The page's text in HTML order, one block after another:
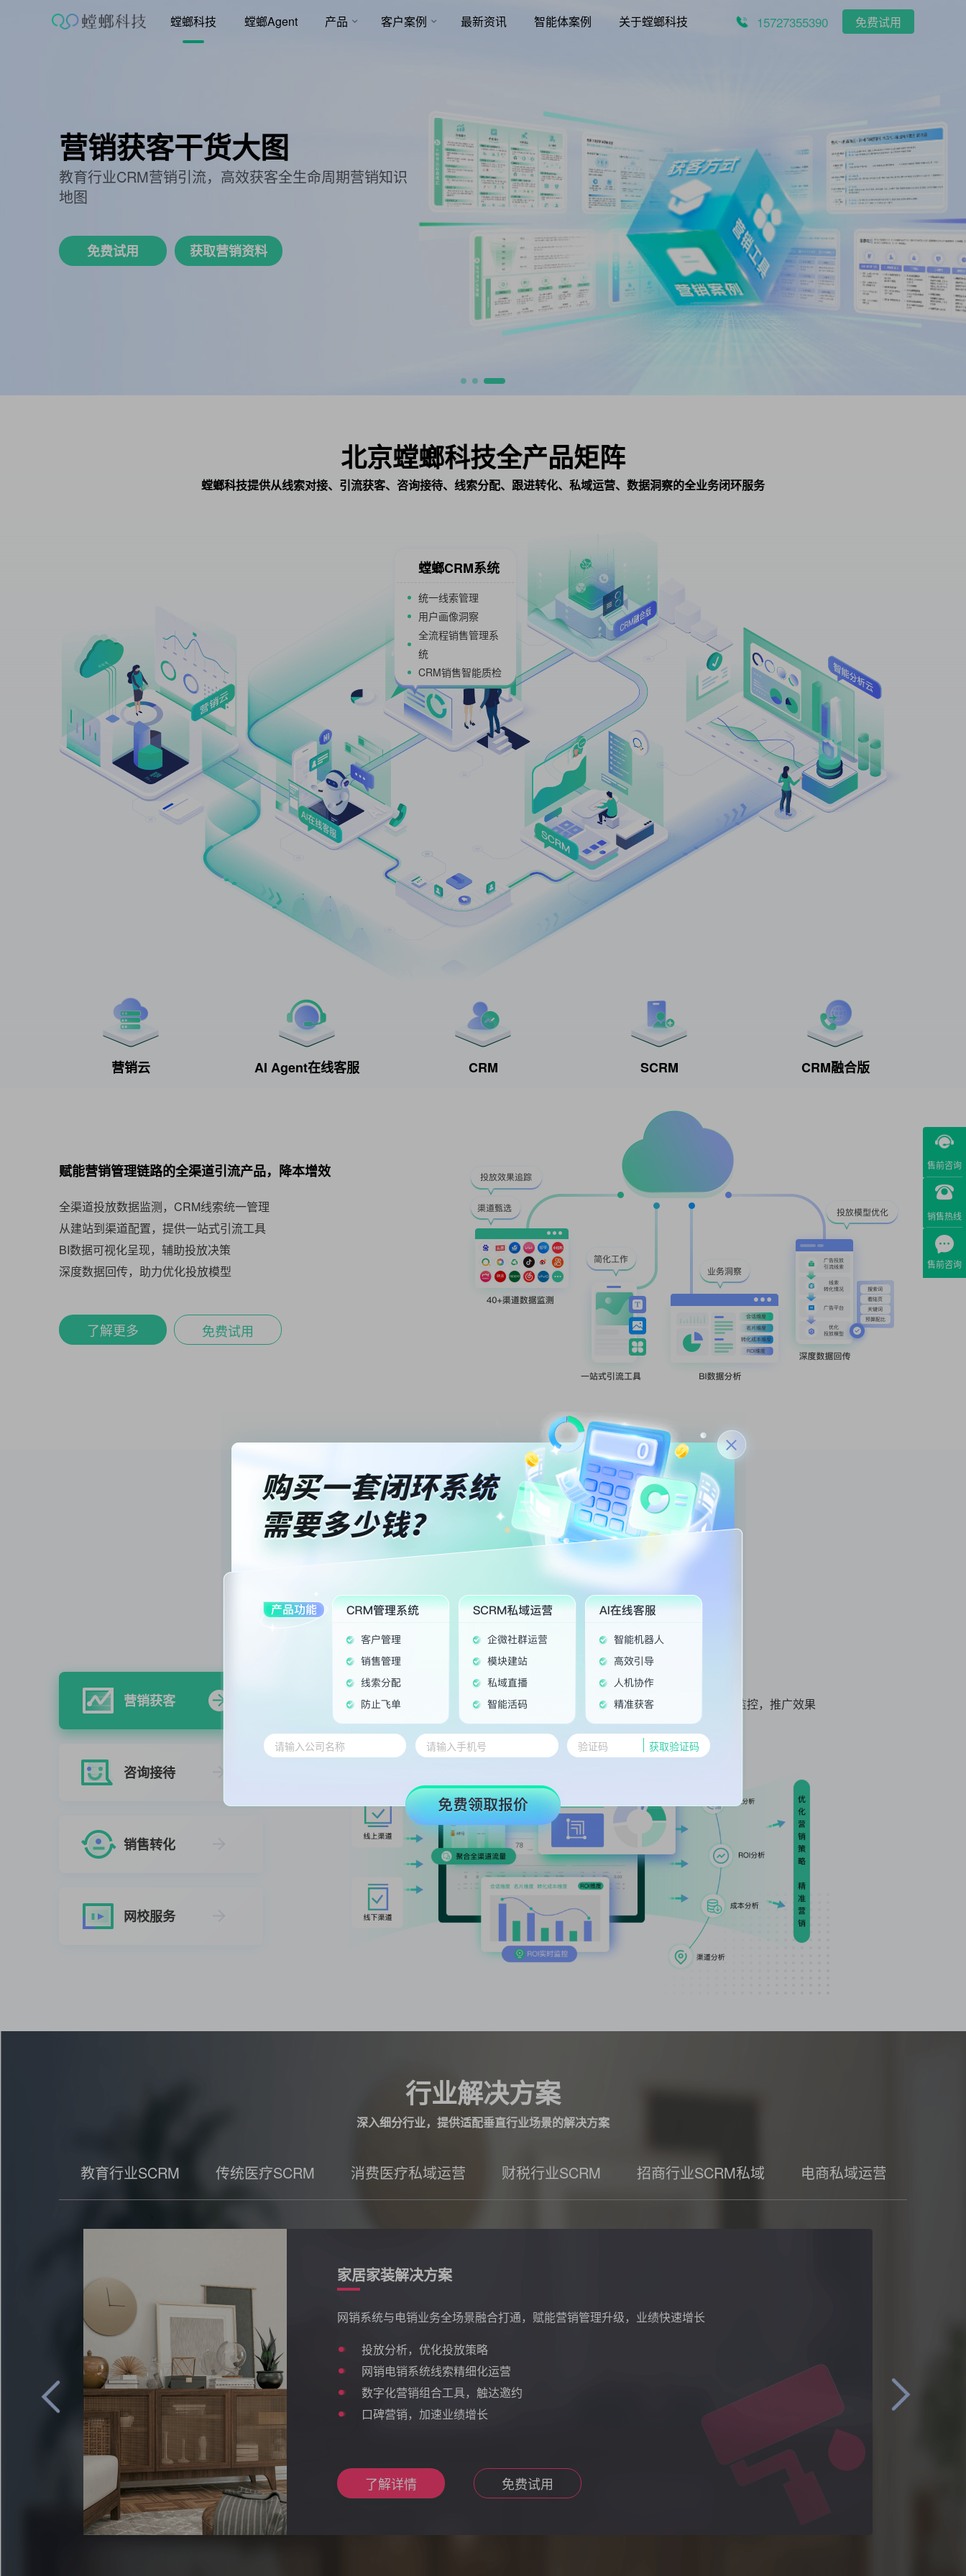
获取验证码
螳螂科技 螳螂Agent 产品 客户案例 最新资讯 智能体案例 关于螳螂科技 15727355390 免费试用
售前咨询
销售热线
售前咨询
营销+Agent
让增长触手可及
免费试用 观看视频
北京螳螂科技全产品矩阵
螳螂科技提供从线索对接、引流获客、咨询接待、线索分配、跟进转化、私域运营、数据洞察的全业务闭环服务
SCRM企微社群
全平台活码引流软件
SCRM私域运营系统工
具
客户挖掘分层管理
私域直播课
营销云 AI Agent在线客服 CRM SCRM CRM融合版
赋能营销管理链路的全渠道引流产品，降本增效
全渠道投放数据监测，CRM线索统一管理
从建站到渠道配置，提供一站式引流工具
BI数据可视化呈现，辅助投放决策
深度数据回传，助力优化投放模型
了解更多 免费试用
电销、网销一站式闭环服务
网销场景
打通推广、客服、销售转化、服务等环节，形成闭环式服务
营销获客
咨询接待
销售转化
网校服务
全渠道高效获客，ROI实时监控
全渠道获客引流，聚合线上线下获客渠道，广告商留言表单自动对接，ROI实时监控，推广效果
评估优化。crm客户管理系统、教育SCRM、教育CRM管理系统Agent客服
行业解决方案
深入细分行业，提供适配垂直行业场景的解决方案
教育行业SCRM 传统医疗SCRM 消费医疗私域运营 财税行业SCRM 招商行业SCRM私域 电商私域运营工具
家居家装解决方案
网销系统与电销业务全场景融合打通，赋能营销管理升级，业绩快速增长
投放分析，优化投放策略
网销电销系统线索精细化运营
数字化营销组合工具，触达邀约
口碑营销，加速业绩增长
了解详情 免费试用